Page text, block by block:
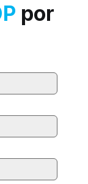
por